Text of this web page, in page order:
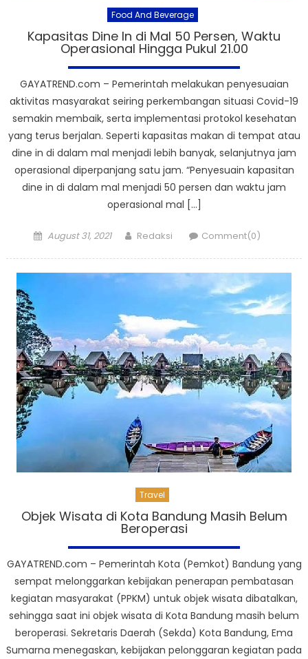
Food And Beverage
Kapasitas Dine In di Mal 50 Persen, Waktu
Operasional Hingga Pukul 21.00
GAYATREND.com – Pemerintah melakukan penyesuaian
aktivitas masyarakat seiring perkembangan situasi Covid-19
semakin membaik, serta implementasi protokol kesehatan
yang terus berjalan. Seperti kapasitas makan di tempat atau
dine in di dalam mal menjadi lebih banyak, selanjutnya jam
operasional diperpanjang satu jam. “Penyesuain kapasitan
dine in di dalam mal menjadi 50 persen dan waktu jam
operasional mal […]
Posted
August 31, 2021 Author
Redaksi Comment(0)
Travel
Objek Wisata di Kota Bandung Masih Belum
Beroperasi
GAYATREND.com – Pemerintah Kota (Pemkot) Bandung yang
sempat melonggarkan kebijakan penerapan pembatasan
kegiatan masyarakat (PPKM) untuk objek wisata dibatalkan,
sehingga saat ini objek wisata di Kota Bandung masih belum
beroperasi. Sekretaris Daerah (Sekda) Kota Bandung, Ema
Sumarna menegaskan, kebijakan pelonggaran kegiatan pada